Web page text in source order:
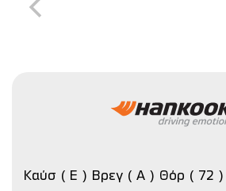
Καύσ ( E ) Βρεγ ( A ) Θόρ ( 72 )